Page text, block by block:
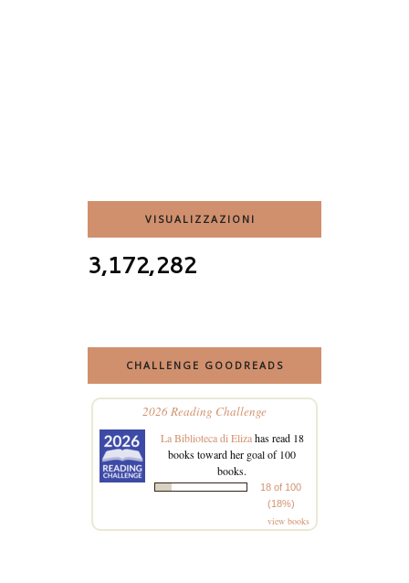
VISUALIZZAZIONI
3,172,282
CHALLENGE GOODREADS
2026 Reading Challenge
La Biblioteca di Elizahas read 18
books toward her goal of 100
books.
18 of 100
(18%)
view books